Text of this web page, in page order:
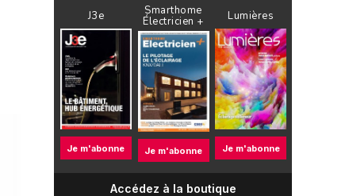
J3e
Je m'abonne
Smarthome
Électricien +
Je m'abonne
Lumières
Je m'abonne
Accédez à la boutique